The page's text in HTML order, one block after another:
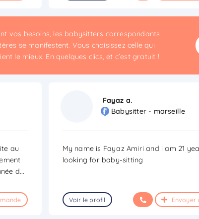
vos besoins, les babysitters correspondants
se manifestent. Vous choisissez celle qui
le mieux. En quelques clics, et c’est gratuit !
au
d...
Fayaz a.
Babysitter - marseille
My name is Fayaz Amiri and i am 21
looking for baby-sitting
Voir le profil Envoyer